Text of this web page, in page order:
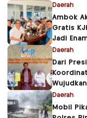
Daerah
Ambok
Gratis
Jadi
Daerah
Dari
Daerah
Mobil